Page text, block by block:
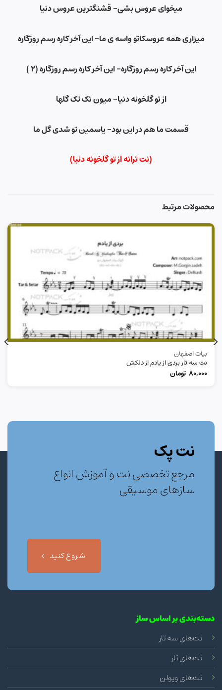
میخوای عروس بشی- قشنگترین عروس دنیا
میزاری همه عروسکاتو واسه ی ما- این آخر کاره رسم روزگاره
این آخر کاره رسم روزگاره- این آخر کاره رسم روزگاره (۲ )
از تو گلخونه دنیا- میون تک تک گلها
قسمت ما هم در این بود- یاسمین تو شدی گل ما
(نت ترانه از تو گلخونه دنیا)
محصولات مرتبط
بیات اصفهان
نت سه تار بردی از یادم از دلکش
80,000 تومان
نت پک
مرجع تخصصی نت و آموزش انواع
سازهای موسیقی
شروع کنید
دسته‌بندی بر اساس ساز
نت‌های سه تار
نت‌های تار
نت‌های ویولن